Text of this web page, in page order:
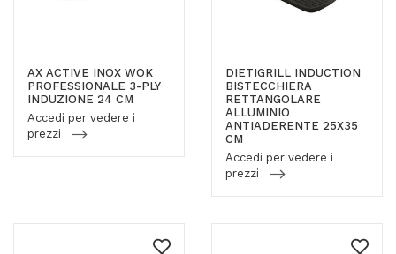
AX ACTIVE INOX WOK
PROFESSIONALE 3-PLY
INDUZIONE 24 CM
Accedi per vedere i
prezzi
DIETIGRILL INDUCTION
BISTECCHIERA
RETTANGOLARE
ALLUMINIO
ANTIADERENTE 25X35
CM
Accedi per vedere i
prezzi